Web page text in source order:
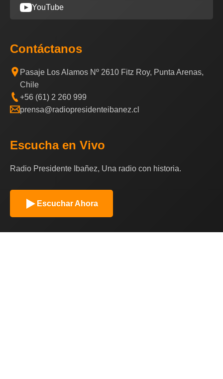
YouTube
Contáctanos
Pasaje Los Alamos Nº 2610 Fitz Roy, Punta Arenas,
Chile
+56 (61) 2 260 999
prensa@radiopresidenteibanez.cl
Escucha en Vivo
Radio Presidente Ibañez, Una radio con historia.
Escuchar Ahora